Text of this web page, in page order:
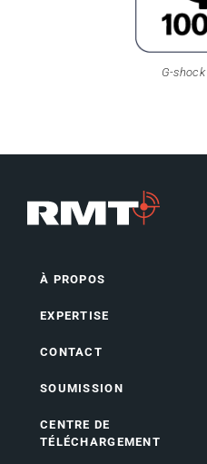
G-
À PROPOS
EXPERTISE
CONTACT
SOUMISSION
CENTRE DE
TÉLÉCHARGEMENT